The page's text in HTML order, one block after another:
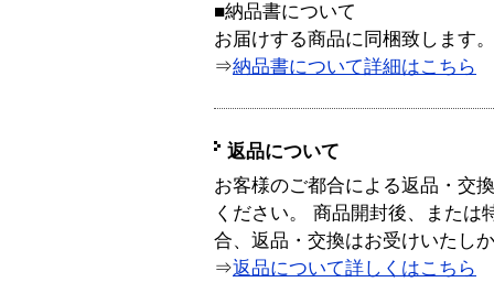
■納品書について
お届けする商品に同梱致します。
⇒納品書について詳細はこちら
返品について
お客様のご都合による返品・交
ください。 商品開封後、または
合、返品・交換はお受けいたし
⇒返品について詳しくはこちら